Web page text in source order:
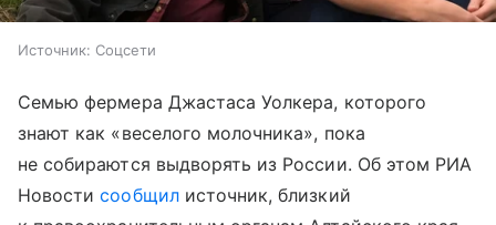
Источник: Соцсети
Семью фермера Джастаса Уолкера, которого
знают как «веселого молочника», пока
не собираются выдворять из России. Об этом РИА
Новостисообщилисточник, близкий